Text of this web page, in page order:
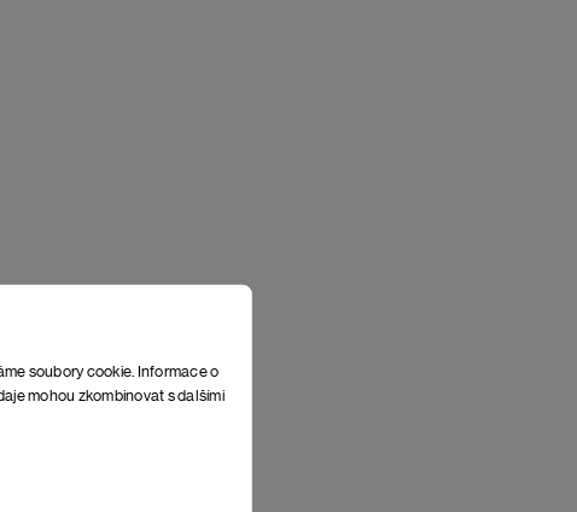
soubory cookie. Informace o
mohou zkombinovat s dalšími